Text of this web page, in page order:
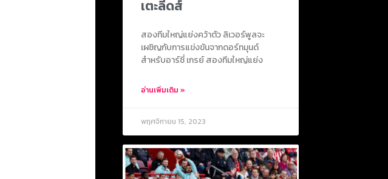
เตะลีดส์
สองทีมใหญ่แย่งคว้าตัว ลิเวอร์พูลจะ
เผชิญกับการแข่งขันจากดอร์ทมุนด์
สำหรับอาร์ชี่ เกรย์ สองทีมใหญ่แย่ง
อ่านเพิ่มเติม »
พฤศจิกายน 15, 2023